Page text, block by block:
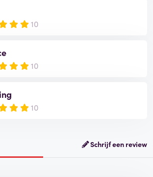
10
10
10
Schrijf een review